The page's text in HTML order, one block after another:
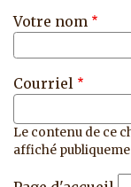
Votre nom
Courriel
Le contenu de ce
affiché